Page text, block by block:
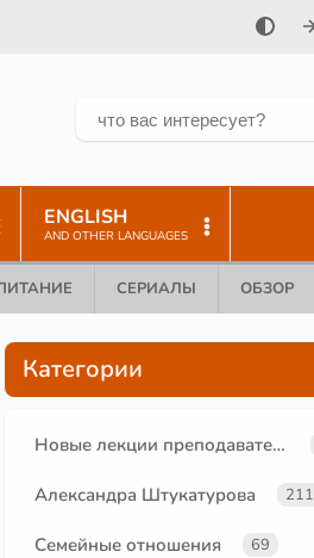
ENGLISH
AND OTHER LANGUAGES
СЕРИАЛЫ ОБЗОР
Категории
Новые лекции преподавателей
Александра Штукатурова 211
Семейные отношения 69